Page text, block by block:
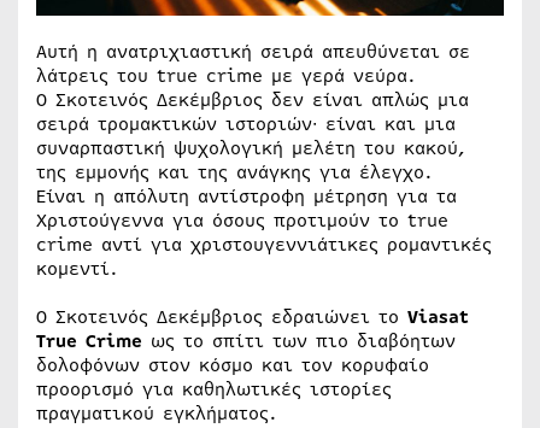
Αυτή η ανατριχιαστική σειρά απευθύνεται σε
λάτρεις του true crime με γερά νεύρα.
Ο Σκοτεινός Δεκέμβριος δεν είναι απλώς μια
σειρά τρομακτικών ιστοριών∙ είναι και μια
συναρπαστική ψυχολογική μελέτη του κακού,
της εμμονής και της ανάγκης για έλεγχο.
Είναι η απόλυτη αντίστροφη μέτρηση για τα
Χριστούγεννα για όσους προτιμούν το true
crime αντί για χριστουγεννιάτικες ρομαντικές
κομεντί.
Ο Σκοτεινός Δεκέμβριος εδραιώνει το Viasat
True Crime ως το σπίτι των πιο διαβόητων
δολοφόνων στον κόσμο και τον κορυφαίο
προορισμό για καθηλωτικές ιστορίες
πραγματικού εγκλήματος.